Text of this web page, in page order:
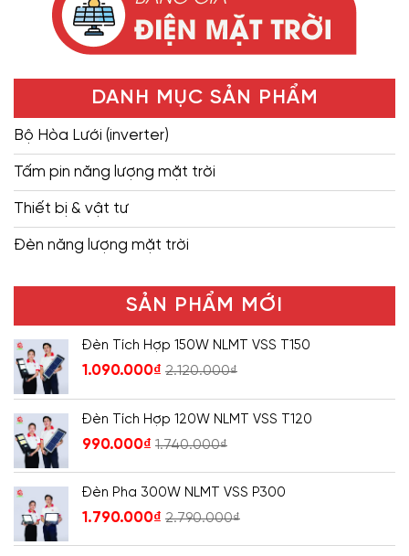
DANH MỤC SẢN PHẨM
Bộ Hòa Lưới (inverter)
Tấm pin năng lượng mặt trời
Thiết bị & vật tư
Đèn năng lượng mặt trời
SẢN PHẨM MỚI
Đèn Tích Hợp 150W NLMT VSS T150
1.090.000₫ 2.120.000₫
Đèn Tích Hợp 120W NLMT VSS T120
990.000₫ 1.740.000₫
Đèn Pha 300W NLMT VSS P300
1.790.000₫ 2.790.000₫